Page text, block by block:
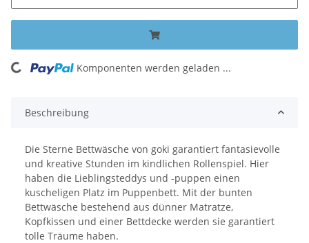
Loading... Komponenten werden geladen ...
Beschreibung
Die Sterne Bettwäsche von goki garantiert fantasievolle
und kreative Stunden im kindlichen Rollenspiel. Hier
haben die Lieblingsteddys und -puppen einen
kuscheligen Platz im Puppenbett. Mit der bunten
Bettwäsche bestehend aus dünner Matratze,
Kopfkissen und einer Bettdecke werden sie garantiert
tolle Träume haben.